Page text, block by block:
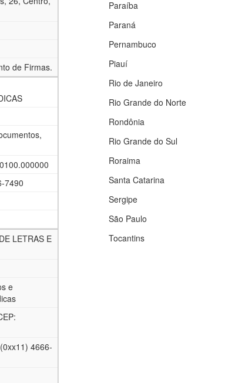
de Firmas.
7490
LETRAS E
e
4666-
Paraíba
Paraná
Pernambuco
Piauí
Rio de Janeiro
Rio Grande do Norte
Rondônia
Rio Grande do Sul
Roraima
Santa Catarina
Sergipe
São Paulo
Tocantins